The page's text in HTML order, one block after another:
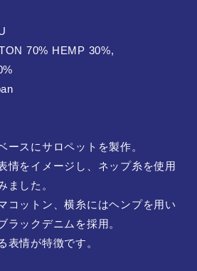
70% HEMP 30%,
ースにサロペットを製作。
情をイメージし、ネップ糸を使用
ました。
コットン、横糸にはヘンプを用い
ラックデニムを採用。
表情が特徴です。